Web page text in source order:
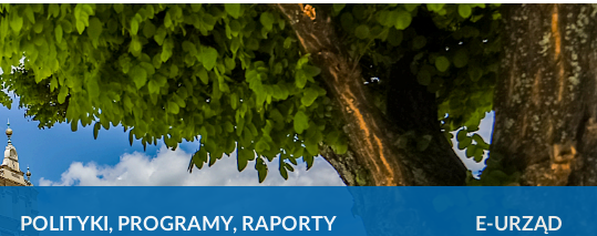
POLITYKI, PROGRAMY, RAPORTY E-URZĄD